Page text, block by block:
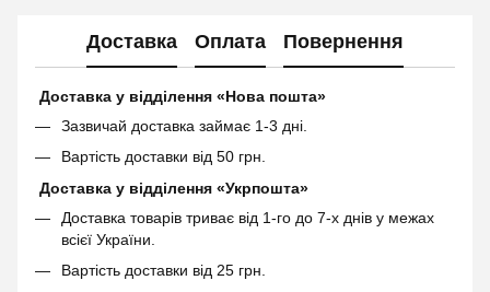
Доставка Оплата Повернення
Доставка у відділення «Нова пошта»
Зазвичай доставка займає 1-3 дні.
Вартість доставки від 50 грн.
Доставка у відділення «Укрпошта»
Доставка товарів триває від 1-го до 7-х днів у межах
всієї України.
Вартість доставки від 25 грн.